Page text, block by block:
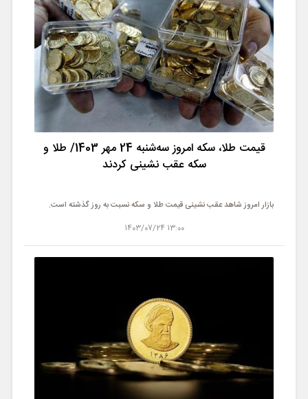
قیمت طلا، سکه امروز سه‌شنبه 24 مهر 1403/ طلا و
سکه عقب نشینی کردند
بازار امروز شاهد عقب نشینی قیمت طلا و سکه نسبت به روز گذشته است.
13:00 1403/07/24